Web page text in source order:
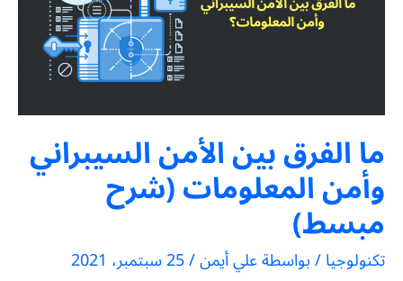
ما الفرق بين الأمن السيبراني
وأمن المعلومات (شرح
مبسط)
تكنولوجيا/ بواسطةعلي أيمن/25 سبتمبر، 2021